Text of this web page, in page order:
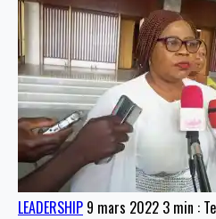
LEADERSHIP 9 mars 2022 3 min :